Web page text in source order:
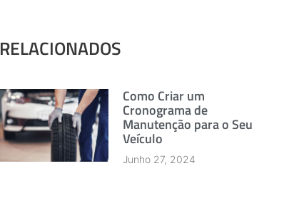
RELACIONADOS
Como Criar um
Cronograma de
Manutenção para o Seu
Veículo
Junho 27, 2024